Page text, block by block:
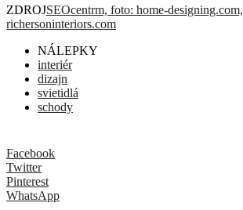
ZDROJSEOcentrm, foto: home-designing.com,
richersoninteriors.com
NÁLEPKY
interiér
dizajn
svietidlá
schody
Facebook
Twitter
Pinterest
WhatsApp